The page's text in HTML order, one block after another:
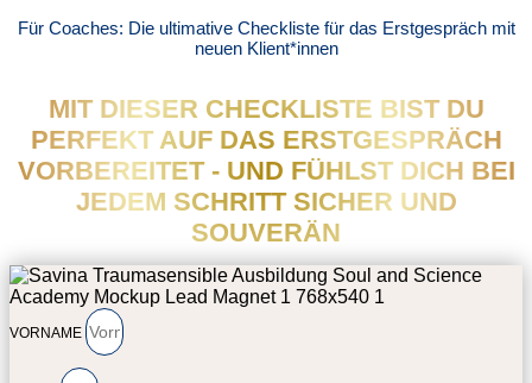
Für Coaches: Die ultimative Checkliste für das Erstgespräch mit
neuen Klient*innen
MIT DIESER CHECKLISTE BIST DU
PERFEKT AUF DAS ERSTGESPRÄCH
VORBEREITET - UND FÜHLST DICH BEI
JEDEM SCHRITT SICHER UND
SOUVERÄN
VORNAME